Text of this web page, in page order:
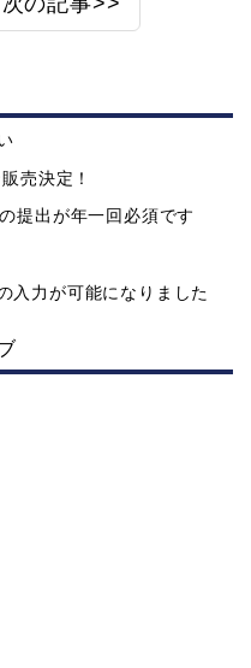
売決定！
提出が年一回必須です
入力が可能になりました